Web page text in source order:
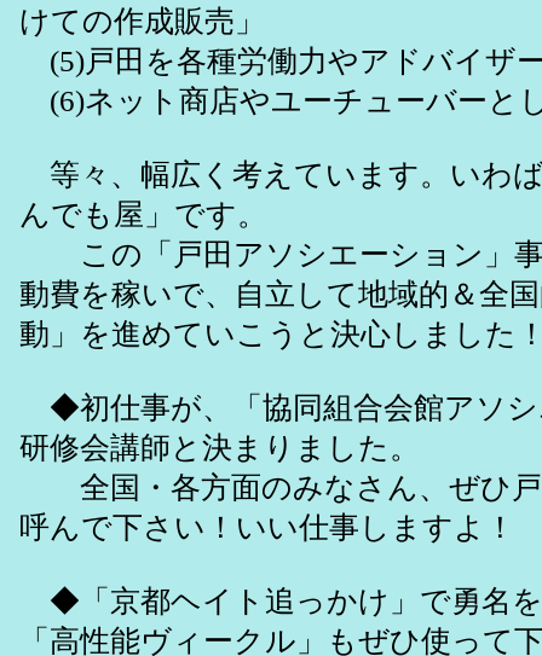
けての作成販売」
(5)戸田を各種労働力やアドバイザ
(6)ネット商店やユーチューバーと
等々、幅広く考えています。いわ
んでも屋」です。
この「戸田アソシエーション」事
動費を稼いで、自立して地域的＆全
動」を進めていこうと決心しました
◆初仕事が、「協同組合会館アソシ
研修会講師と決まりました。
全国・各方面のみなさん、ぜひ戸
呼んで下さい！いい仕事しますよ！
◆「京都ヘイト追っかけ」で勇名
「高性能ヴィークル」もぜひ使